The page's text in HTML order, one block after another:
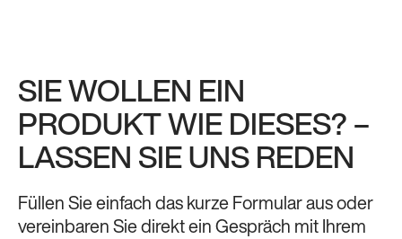
SIE WOLLEN EIN
PRODUKT WIE DIESES? –
LASSEN SIE UNS REDEN
Füllen Sie einfach das kurze Formular aus oder
vereinbaren Sie direkt ein Gespräch mit Ihrem